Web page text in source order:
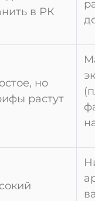
в РК
но
растут